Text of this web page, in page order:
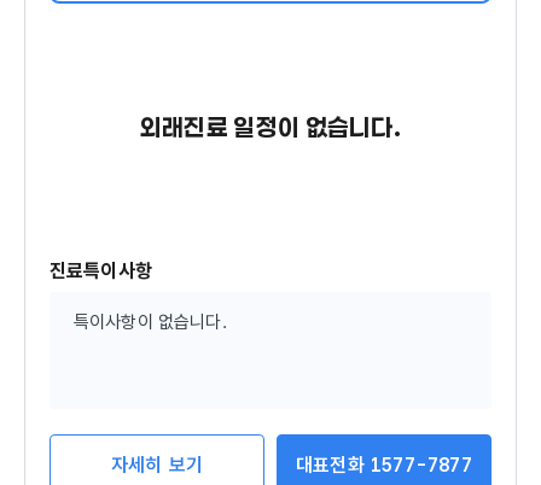
외래진료 일정이 없습니다.
진료특이사항
특이사항이 없습니다.
자세히 보기 대표전화 1577-7877